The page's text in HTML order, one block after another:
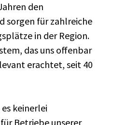
den
sorgen für zahlreiche
in der Region.
das uns offenbar
erachtet, seit 40
keinerlei
Betriebe unserer